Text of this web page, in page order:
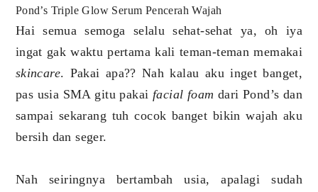
Pond’s Triple Glow Serum Pencerah Wajah
Hai semua semoga selalu sehat-sehat ya, oh iya
ingat gak waktu pertama kali teman-teman memakai
skincare. Pakai apa?? Nah kalau aku inget banget,
pas usia SMA gitu pakai facial foam dari Pond’s dan
sampai sekarang tuh cocok banget bikin wajah aku
bersih dan seger.
Nah seiringnya bertambah usia, apalagi sudah